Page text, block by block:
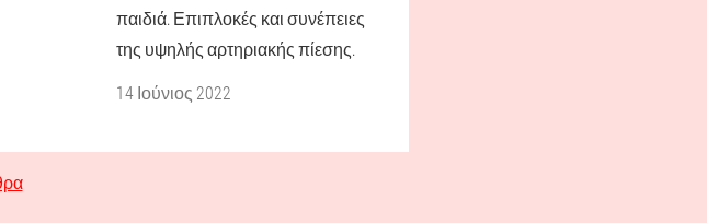
παιδιά. Επιπλοκές και συνέπειες
της υψηλής αρτηριακής πίεσης.
14 Ιούνιος 2022